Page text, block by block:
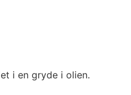
i en gryde i olien.